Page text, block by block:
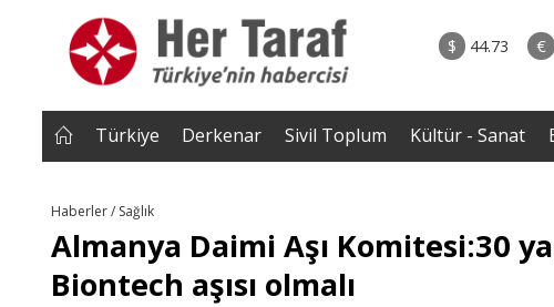
$ 44.73 €
• ERZENGİZ: Kaybettiğimiz İç Dünyanın Romanı / Davut
Gazi Benli
Türkiye Derkenar Sivil Toplum Kültür - Sanat
Haberler / Sağlık
Almanya Daimi Aşı Komitesi:30
Biontech aşısı olmalı